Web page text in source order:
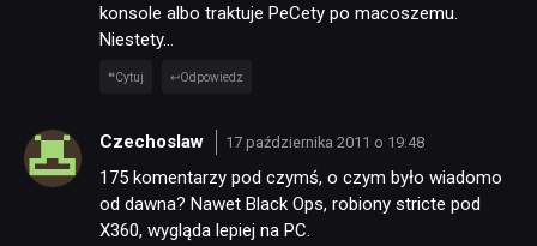
konsole albo traktuje PeCety po macoszemu.
Niestety…
Cytuj Odpowiedz
Czechoslaw 17 października 2011 o 19:48
175 komentarzy pod czymś, o czym było wiadomo
od dawna? Nawet Black Ops, robiony stricte pod
X360, wygląda lepiej na PC.